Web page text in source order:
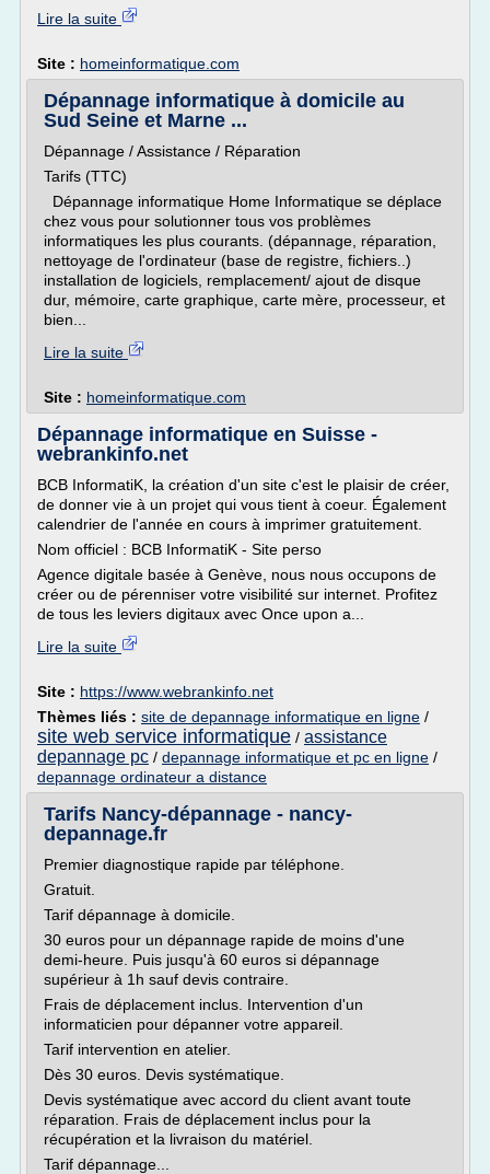
Lire la suite
Site : homeinformatique.com
Dépannage informatique à domicile au
Sud Seine et Marne ...
Dépannage / Assistance / Réparation
Tarifs (TTC)
Dépannage informatique Home Informatique se déplace
chez vous pour solutionner tous vos problèmes
informatiques les plus courants. (dépannage, réparation,
nettoyage de l'ordinateur (base de registre, fichiers..)
installation de logiciels, remplacement/ ajout de disque
dur, mémoire, carte graphique, carte mère, processeur, et
bien...
Lire la suite
Site : homeinformatique.com
Dépannage informatique en Suisse -
webrankinfo.net
BCB InformatiK, la création d'un site c'est le plaisir de créer,
de donner vie à un projet qui vous tient à coeur. Également
calendrier de l'année en cours à imprimer gratuitement.
Nom officiel : BCB InformatiK - Site perso
Agence digitale basée à Genève, nous nous occupons de
créer ou de pérenniser votre visibilité sur internet. Profitez
de tous les leviers digitaux avec Once upon a...
Lire la suite
Site : https://www.webrankinfo.net
Thèmes liés : site de depannage informatique en ligne /
site web service informatique / assistance
depannage pc / depannage informatique et pc en ligne /
depannage ordinateur a distance
Tarifs Nancy-dépannage - nancy-
depannage.fr
Premier diagnostique rapide par téléphone.
Gratuit.
Tarif dépannage à domicile.
30 euros pour un dépannage rapide de moins d'une
demi-heure. Puis jusqu'à 60 euros si dépannage
supérieur à 1h sauf devis contraire.
Frais de déplacement inclus. Intervention d'un
informaticien pour dépanner votre appareil.
Tarif intervention en atelier.
Dès 30 euros. Devis systématique.
Devis systématique avec accord du client avant toute
réparation. Frais de déplacement inclus pour la
récupération et la livraison du matériel.
Tarif dépannage...